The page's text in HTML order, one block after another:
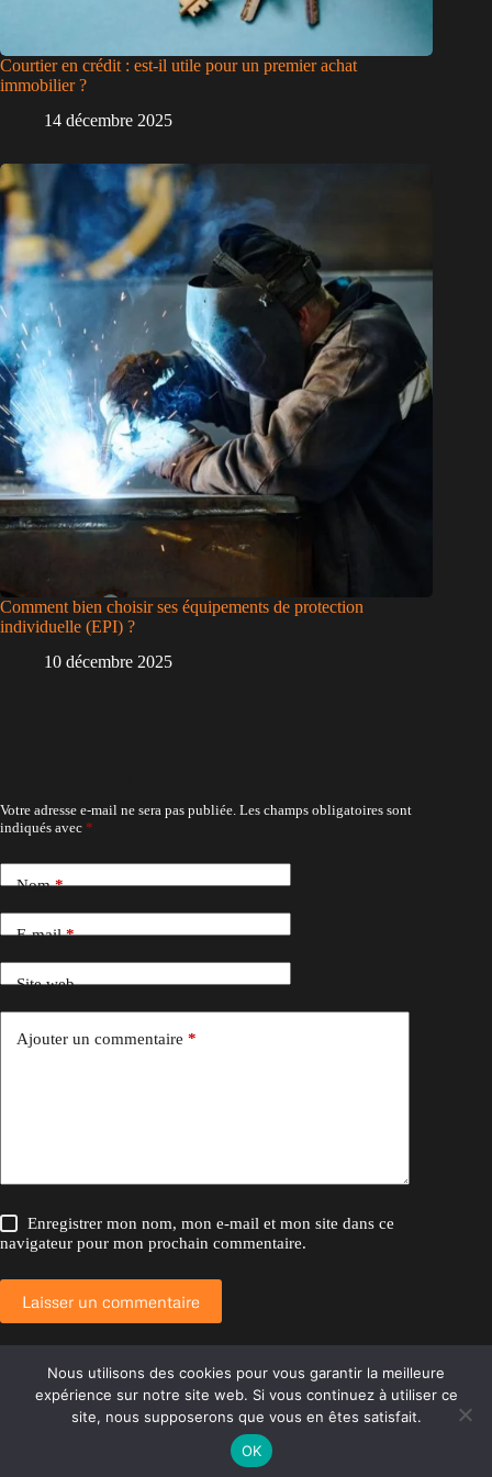
Courtier en crédit : est-il utile pour un premier achat
immobilier ?
14 décembre 2025
Comment bien choisir ses équipements de protection
individuelle (EPI) ?
10 décembre 2025
Votre adresse e-mail ne sera pas publiée. Les champs obligatoires sont
indiqués avec *
Nom*
E-mail*
Site web
Ajouter un commentaire *
Enregistrer mon nom, mon e-mail et mon site dans ce
navigateur pour mon prochain commentaire.
Laisser un commentaire
Copyright © 2026 Ca va être génial
Nous utilisons des cookies pour vous garantir la meilleure
expérience sur notre site web. Si vous continuez à utiliser ce
site, nous supposerons que vous en êtes satisfait.
OK